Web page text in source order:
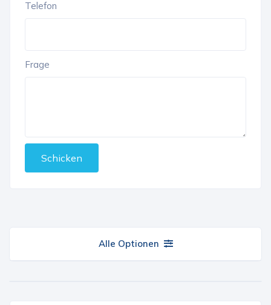
Telefon
Frage
Schicken
Alle Optionen